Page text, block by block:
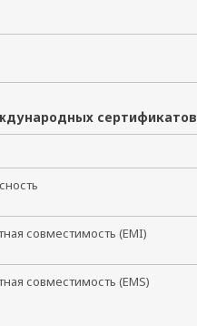
сертификатов
совместимость (EMI)
совместимость (EMS)